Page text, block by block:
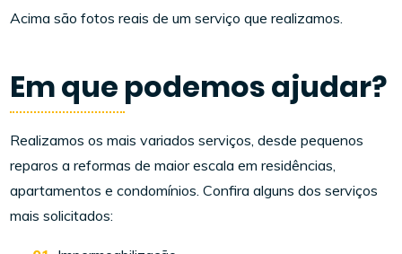
Acima são fotos reais de um serviço que realizamos.
Em que podemos ajudar?
Realizamos os mais variados serviços, desde pequenos
reparos a reformas de maior escala em residências,
apartamentos e condomínios. Confira alguns dos serviços
mais solicitados: